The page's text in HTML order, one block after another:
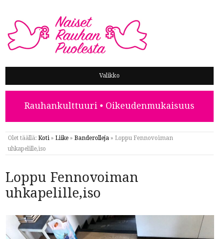
NAISET RAUHAN PUOLESTA
Valikko
Rauhankulttuuri • Oikeudenmukaisuus
Olet täällä: Koti » Liike » Banderolleja » Loppu Fennovoiman
uhkapelille,iso
Loppu Fennovoiman
uhkapelille,iso